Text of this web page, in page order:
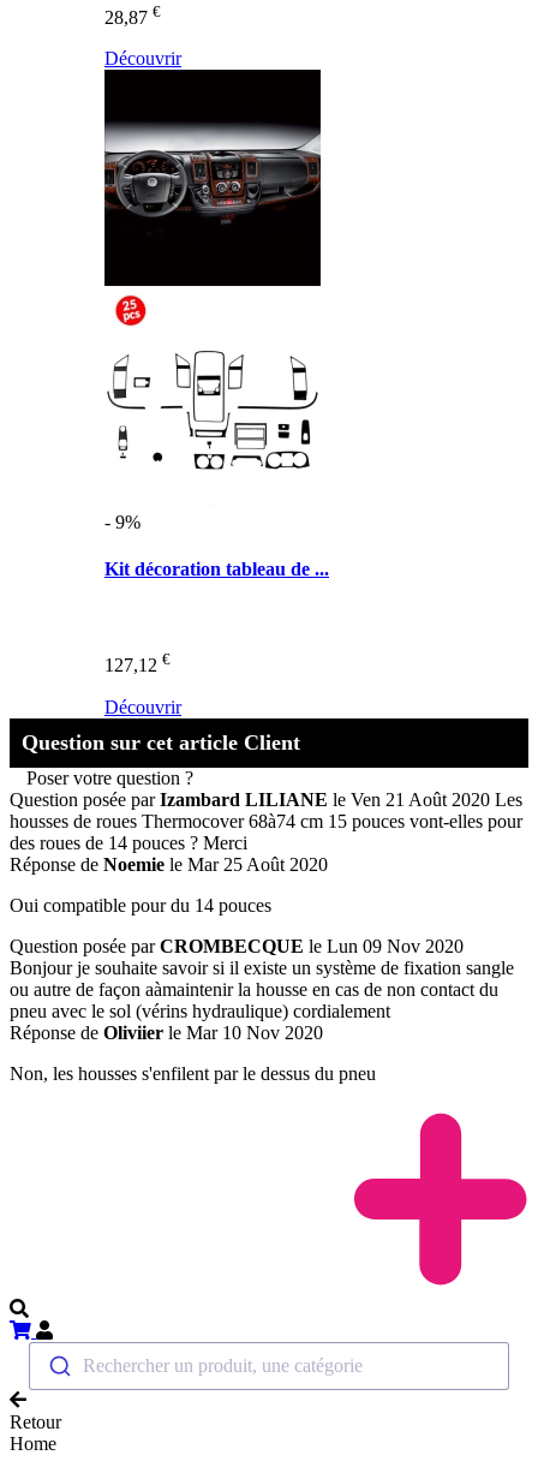
28,87 €
Découvrir
- 9%
Kit décoration tableau de ...
127,12 €
Découvrir
Question sur cet article Client
Poser votre question ?
Question posée parIzambard LILIANE le Ven 21 Août 2020 Les
housses de roues Thermocover 68à74 cm 15 pouces vont-elles pour
des roues de 14 pouces ? Merci
Réponse de Noemie le Mar 25 Août 2020
Oui compatible pour du 14 pouces
Question posée parCROMBECQUE le Lun 09 Nov 2020
Bonjour je souhaite savoir si il existe un système de fixation sangle
ou autre de façon aàmaintenir la housse en cas de non contact du
pneu avec le sol (vérins hydraulique) cordialement
Réponse de Oliviier le Mar 10 Nov 2020
Non, les housses s'enfilent par le dessus du pneu
Rechercher un produit, une catégorie
Retour
Home